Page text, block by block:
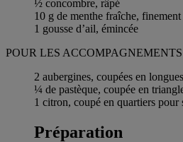
½ concombre, râpé
10 g de menthe fraîche, finement
1 gousse d’ail, émincée
POUR LES ACCOMPAGNEMENTS
2 aubergines, coupées en
¼ de pastèque, coupée en
1 citron, coupé en quartiers pour
Préparation